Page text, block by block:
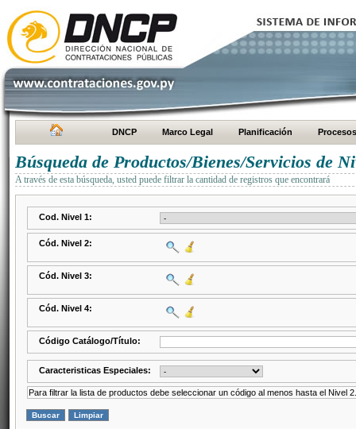
DNCP Marco Legal Planificación Procesos
Búsqueda de Productos/Bienes/Servicios de
A través de esta búsqueda, usted puede filtrar la cantidad de registros que encontrará
Cod. Nivel 1:
Cód. Nivel 2:
Cód. Nivel 3:
Cód. Nivel 4:
Código Catálogo/Título:
Caracteristicas Especiales:
Para filtrar la lista de productos debe seleccionar un código al menos hasta el Nivel 2.